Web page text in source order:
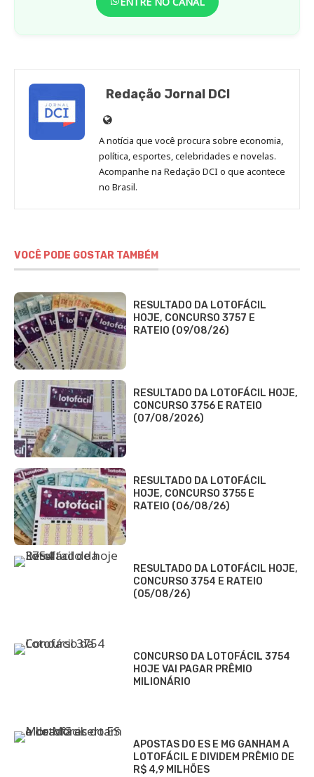
Redação Jornal DCI
Site
de
Redação
Jornal
DCI
A notícia que você procura sobre economia,
política, esportes, celebridades e novelas.
Acompanhe na Redação DCI o que acontece
no Brasil.
VOCÊ PODE GOSTAR TAMBÉM
RESULTADO DA LOTOFÁCIL
HOJE, CONCURSO 3757 E
RATEIO (09/08/26)
RESULTADO DA LOTOFÁCIL HOJE,
CONCURSO 3756 E RATEIO
(07/08/2026)
RESULTADO DA LOTOFÁCIL
HOJE, CONCURSO 3755 E
RATEIO (06/08/26)
RESULTADO DA LOTOFÁCIL HOJE,
CONCURSO 3754 E RATEIO
(05/08/26)
CONCURSO DA LOTOFÁCIL 3754
HOJE VAI PAGAR PRÊMIO
MILIONÁRIO
APOSTAS DO ES E MG GANHAM A
LOTOFÁCIL E DIVIDEM PRÊMIO DE
R$ 4,9 MILHÕES